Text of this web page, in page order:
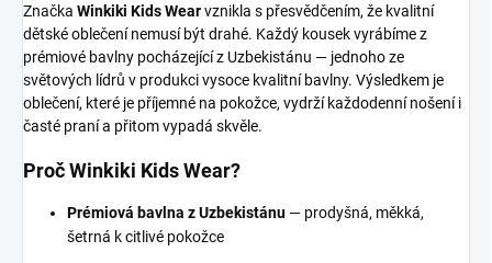
Značka Winkiki Kids Wearvznikla s přesvědčením, že kvalitní
dětské oblečení nemusí být drahé. Každý kousek vyrábíme z
prémiové bavlny pocházející z Uzbekistánu — jednoho ze
světových lídrů v produkci vysoce kvalitní bavlny. Výsledkem je
oblečení, které je příjemné na pokožce, vydrží každodenní nošení i
časté praní a přitom vypadá skvěle.
Proč Winkiki Kids Wear?
Prémiová bavlna z Uzbekistánu — prodyšná, měkká,
šetrná k citlivé pokožce